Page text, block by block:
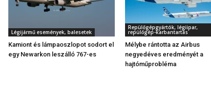
Légijármű események, balesetek
Kamiont és lámpaoszlopot sodort el
egy Newarkon leszálló 767-es
Repülőgépgyártók, légiipar,
repülőgép-karbantartás
Mélybe rántotta az Airbus
negyedéves eredményét a
hajtóműprobléma